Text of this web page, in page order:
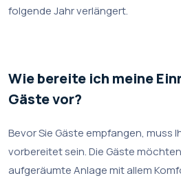
folgende Jahr verlängert.
Wie bereite ich meine
Gäste vor?
Bevor Sie Gäste empfangen, muss
vorbereitet sein. Die Gäste
aufgeräumte Anlage mit allem